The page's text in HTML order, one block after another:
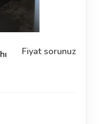
Fiyat sorunuz